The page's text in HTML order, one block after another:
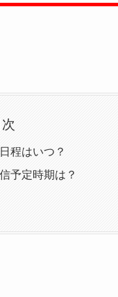
次
程はいつ？
予定時期は？